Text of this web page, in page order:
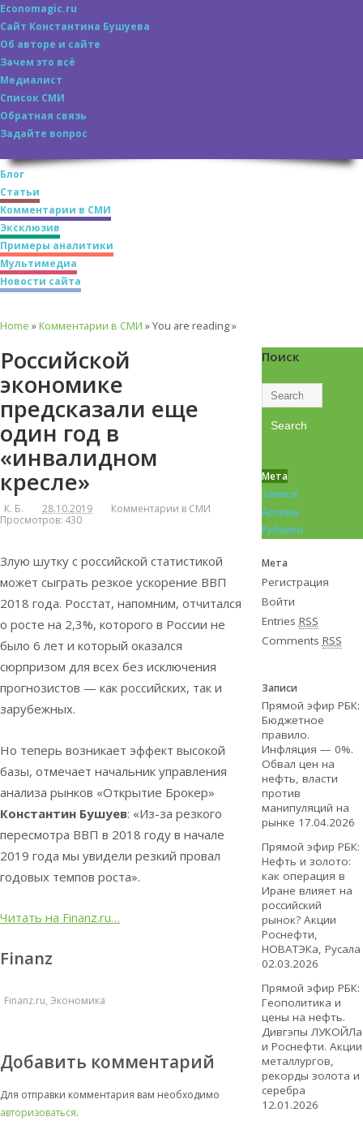
Economagic.ru
Сайт Константина Бушуева
Об авторе и сайте
Зачем это всё
Медиалист
Список СМИ
Обратная связь
Задайте вопрос
Блог
Статьи
Комментарии в СМИ
Эксклюзив
Примеры аналитики
Мультимедиа
Новости сайта
Home » Комментарии в СМИ » You are reading »
Российской
экономике
предсказали еще
один год в
«инвалидном
кресле»
К. Б. 28.10.2019
Комментарии в СМИ
Просмотров: 430
Злую шутку с российской статистикой
может сыграть резкое ускорение ВВП
2018 года. Росстат, напомним, отчитался
о росте на 2,3%, которого в России не
было 6 лет и который оказался
сюрпризом для всех без исключения
прогнозистов — как российских, так и
зарубежных.
Но теперь возникает эффект высокой
базы, отмечает начальник управления
анализа рынков «Открытие Брокер»
Константин Бушуев: «Из-за резкого
пересмотра ВВП в 2018 году в начале
2019 года мы увидели резкий провал
годовых темпов роста».
Читать на Finanz.ru…
Finanz
Finanz.ru, Экономика
Добавить комментарий
Для отправки комментария вам необходимо
авторизоваться.
Поиск
Мета
Записи
Архивы
Рубрики
Мета
Регистрация
Войти
Entries RSS
Comments RSS
Записи
Прямой эфир РБК:
Бюджетное
правило.
Инфляция — 0%.
Обвал цен на
нефть, власти
против
манипуляций на
рынке 17.04.2026
Прямой эфир РБК:
Нефть и золото:
как операция в
Иране влияет на
российский
рынок? Акции
Роснефти,
НОВАТЭКа, Русала
02.03.2026
Прямой эфир РБК:
Геополитика и
цены на нефть.
Дивгэпы ЛУКОЙЛа
и Роснефти. Акции
металлургов,
рекорды золота и
серебра
12.01.2026